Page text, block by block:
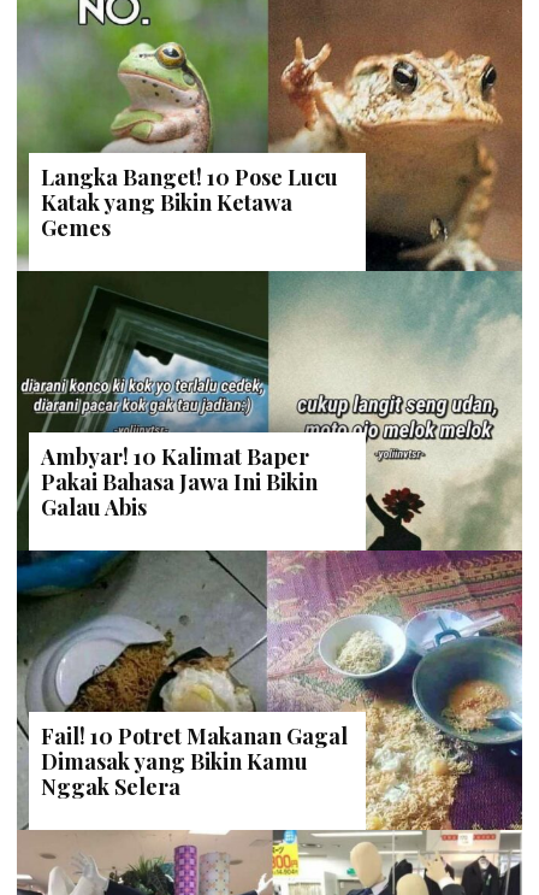
Langka Banget! 10 Pose Lucu
Katak yang Bikin Ketawa
Gemes
Ambyar! 10 Kalimat Baper
Pakai Bahasa Jawa Ini Bikin
Galau Abis
Fail! 10 Potret Makanan Gagal
Dimasak yang Bikin Kamu
Nggak Selera